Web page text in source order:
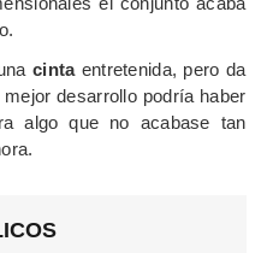
cintaentretenida, pero da
desarrollo podría haber
algo que no acabase tan